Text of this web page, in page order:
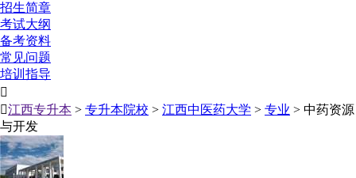
招生简章
考试大纲
备考资料
常见问题
培训指导

江西专升本 > 专升本院校 > 江西中医药大学 > 专业 > 中药资源
与开发